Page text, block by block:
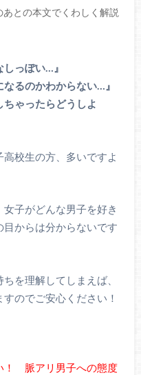
との本文でくわしく解説
しっぽい…』
なるのかわからない…』
ちゃったらどうしよ
校生の方、多いですよ
子がどんな男子を好き
からは分からないです
を理解してしまえば、
のでご安心ください！
！ 脈アリ男子への態度